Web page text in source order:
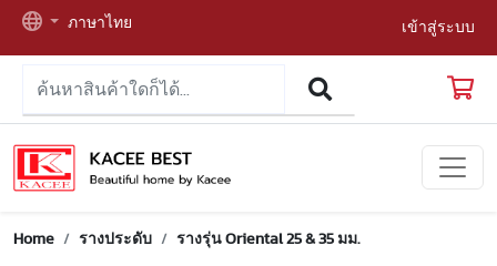
ภาษาไทย เข้าสู่ระบบ
Home รางประดับ รางรุ่น Oriental 25 & 35 มม.